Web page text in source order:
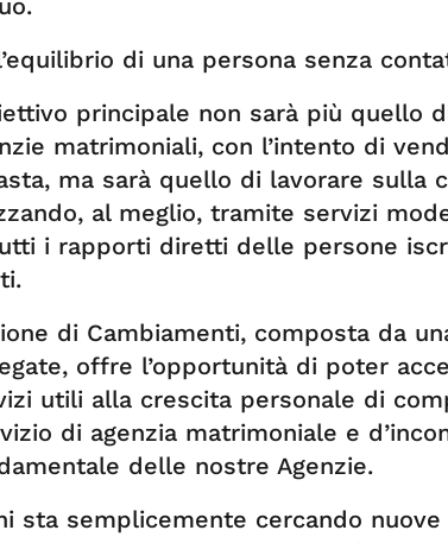
di una persona senza
principale non sarà più quello
matrimoniali, con l’intento di
ma sarà quello di lavorare sulla
al meglio, tramite servizi
i rapporti diretti delle persone
di Cambiamenti, composta da
offre l’opportunità di poter
utili alla crescita personale di
di agenzia matrimoniale e
delle nostre Agenzie.
sta semplicemente cercando